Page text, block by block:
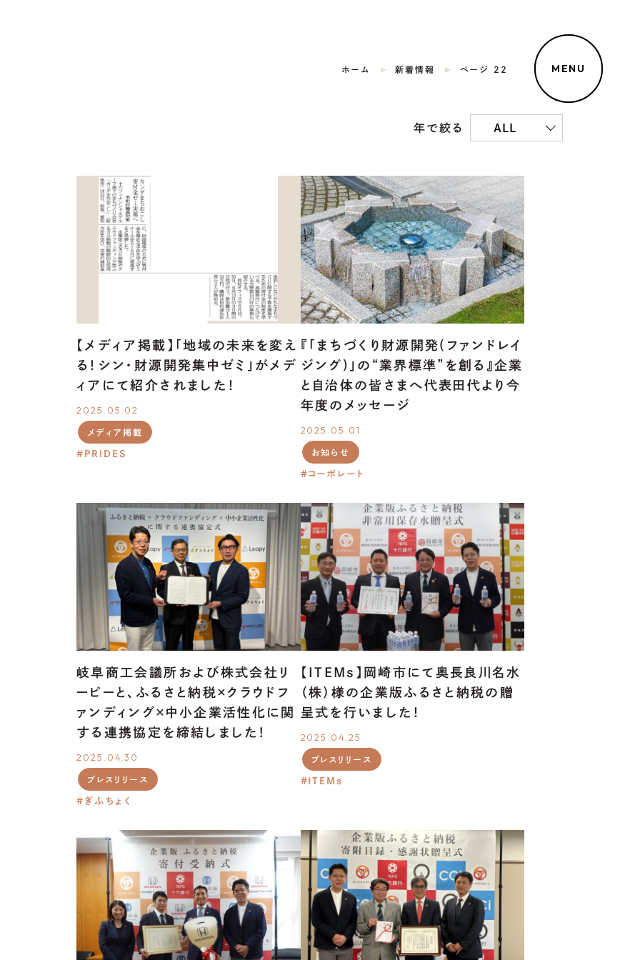
MENU
ホーム 新着情報 ページ 22
年で絞る ALL
【メディア掲載】「地域の未来を変え
る！シン・財源開発集中ゼミ」がメデ
ィアにて紹介されました！
2025.05.02
メディア掲載
PRIDES
『「まちづくり財源開発(ファンドレイ
ジング)」の“業界標準”を創る』企業
と自治体の皆さまへ代表田代より今
年度のメッセージ
2025.05.01
お知らせ
コーポレート
岐阜商工会議所および株式会社リ
ーピーと、ふるさと納税×クラウドフ
ァンディング×中小企業活性化に関
する連携協定を締結しました!
2025.04.30
プレスリリース
ぎふちょく
【ITEMs】岡崎市にて奥長良川名水
（株）様の企業版ふるさと納税の贈
呈式を行いました！
2025.04.25
プレスリリース
ITEMs